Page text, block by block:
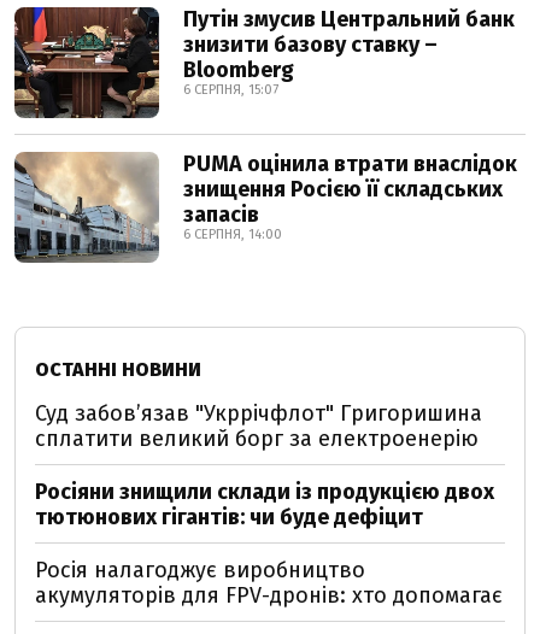
Путін змусив Центральний банк
знизити базову ставку –
Bloomberg
6 СЕРПНЯ, 15:07
PUMA оцінила втрати внаслідок
знищення Росією її складських
запасів
6 СЕРПНЯ, 14:00
ОСТАННІ НОВИНИ
Суд забов’язав "Укррічфлот" Григоришина
сплатити великий борг за електроенерію
Росіяни знищили склади із продукцією двох
тютюнових гігантів: чи буде дефіцит
Росія налагоджує виробництво
акумуляторів для FPV-дронів: хто допомагає